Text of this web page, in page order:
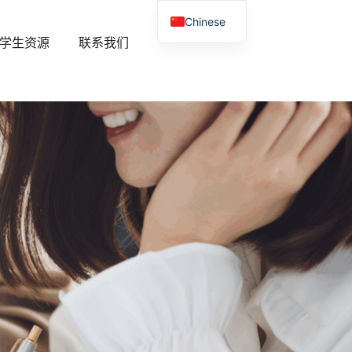
生资源 打开 Student Resources
联系我们
Chinese